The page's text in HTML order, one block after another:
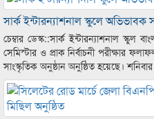
সার্ক ইন্টারন্যাশনাল স্কুলে
চেম্বার ডেস্ক::সার্ক ইন্টারন্যাশনাল স্কুল
সেমিস্টার ও প্রাক নির্বাচনী পরীক্ষার
সাংস্কৃতিক অনুষ্ঠান অনুষ্ঠিত হয়েছে।